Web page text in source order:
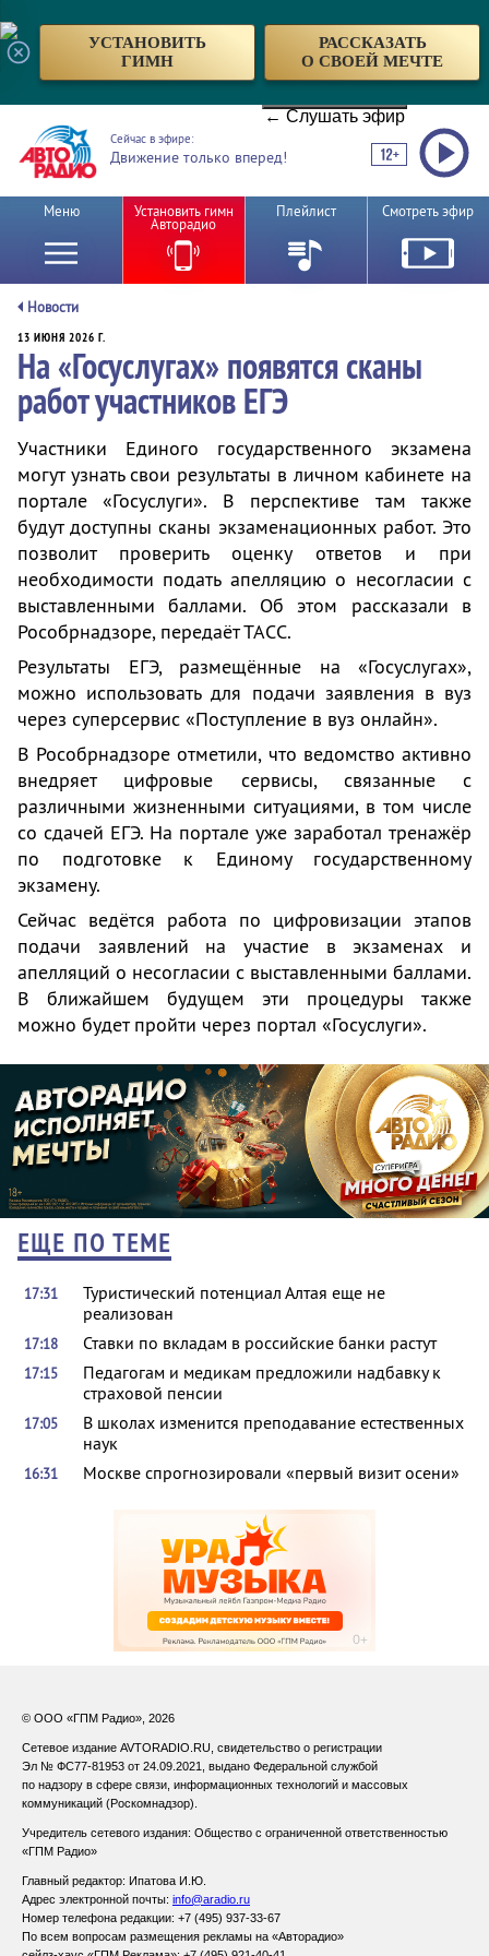
УСТАНОВИТЬ
ГИМН
РАССКАЗАТЬ
О СВОЕЙ МЕЧТЕ
← Слушать эфир
Сейчас в эфире:
Движение только вперед!
Меню Установить гимн
Авторадио
Плейлист Смотреть эфир
Новости
13 ИЮНЯ 2026 Г.
На «Госуслугах» появятся сканы
работ участников ЕГЭ
Участники Единого государственного экзамена
могут узнать свои результаты в личном кабинете на
портале «Госуслуги». В перспективе там также
будут доступны сканы экзаменационных работ. Это
позволит проверить оценку ответов и при
необходимости подать апелляцию о несогласии с
выставленными баллами. Об этом рассказали в
Рособрнадзоре, передаёт ТАСС.
Результаты ЕГЭ, размещённые на «Госуслугах»,
можно использовать для подачи заявления в вуз
через суперсервис «Поступление в вуз онлайн».
В Рособрнадзоре отметили, что ведомство активно
внедряет цифровые сервисы, связанные с
различными жизненными ситуациями, в том числе
со сдачей ЕГЭ. На портале уже заработал тренажёр
по подготовке к Единому государственному
экзамену.
Сейчас ведётся работа по цифровизации этапов
подачи заявлений на участие в экзаменах и
апелляций о несогласии с выставленными баллами.
В ближайшем будущем эти процедуры также
можно будет пройти через портал «Госуслуги».
ЕЩЕ ПО ТЕМЕ
17:31
Туристический потенциал Алтая еще не
реализован
17:18 Ставки по вкладам в российские банки растут
17:15
Педагогам и медикам предложили надбавку к
страховой пенсии
17:05
В школах изменится преподавание естественных
наук
16:31 Москве спрогнозировали «первый визит осени»
© ООО «ГПМ Радио», 2026
Сетевое издание AVTORADIO.RU, свидетельство о регистрации
Эл № ФС77-81953 от 24.09.2021,
выдано Федеральной службой
по надзору в сфере связи, информационных технологий и массовых
коммуникаций (Роскомнадзор).
Учредитель сетевого издания: Общество с ограниченной ответственностью
«ГПМ Радио»
Главный редактор: Ипатова И.Ю.
Адрес электронной почты: info@aradio.ru
Номер телефона редакции: +7 (495) 937-33-67
По всем вопросам размещения рекламы на «Авторадио»